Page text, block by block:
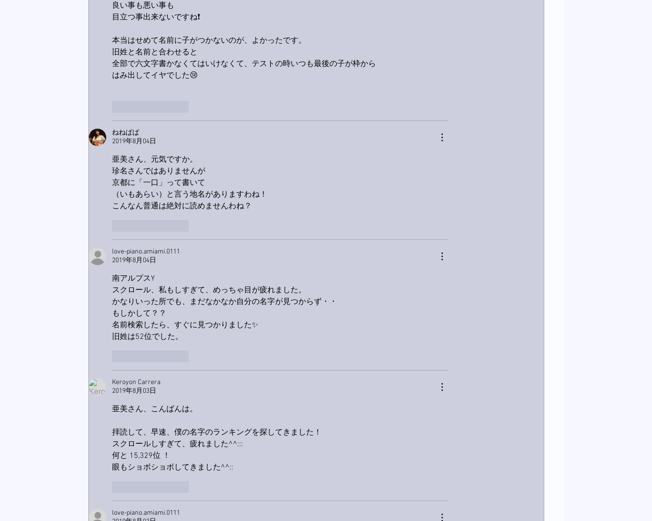
良い事も悪い事も
目立つ事出来ないですね❗
本当はせめて名前に子がつかないのが、よかったです。
旧姓と名前と合わせると
全部で六文字書かなくてはいけなくて、テストの時いつも最後の子が枠から
はみ出してイヤでした😢
ねねぱぱ
2019年8月04日
亜美さん、元気ですか。
珍名さんではありませんが
京都に「一口」って書いて
（いもあらい）と言う地名がありますわね！
こんなん普通は絶対に読めませんわね？
love-piano.amiami.0111
2019年8月04日
南アルプスY
スクロール、私もしすぎて、めっちゃ目が疲れました。
かなりいった所でも、まだなかなか自分の名字が見つからず・・
もしかして？？
名前検索したら、すぐに見つかりました✨
旧姓は52位でした。
Keroyon Carrera
2019年8月03日
亜美さん、こんばんは。
拝読して、早速、僕の名字のランキングを探してきました！
スクロールしすぎて、疲れました^^:::
何と 15,329位 ！
眼もショボショボしてきました^^::
love-piano.amiami.0111